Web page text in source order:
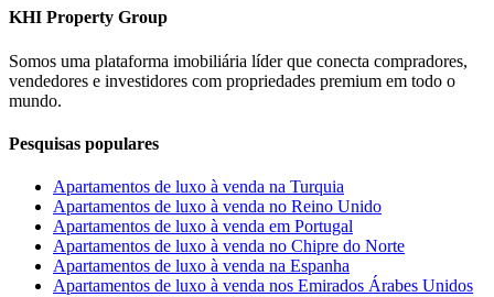
KHI Property Group
Somos uma plataforma imobiliária líder que conecta compradores,
vendedores e investidores com propriedades premium em todo o
mundo.
Pesquisas populares
Apartamentos de luxo à venda na Turquia
Apartamentos de luxo à venda no Reino Unido
Apartamentos de luxo à venda em Portugal
Apartamentos de luxo à venda no Chipre do Norte
Apartamentos de luxo à venda na Espanha
Apartamentos de luxo à venda nos Emirados Árabes Unidos